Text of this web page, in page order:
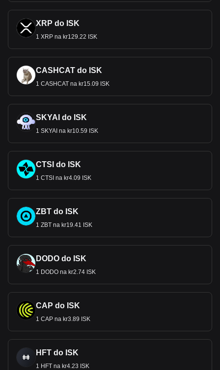
XRP do ISK
1 XRP na kr129.22 ISK
CASHCAT do ISK
1 CASHCAT na kr15.09 ISK
SKYAI do ISK
1 SKYAI na kr10.59 ISK
CTSI do ISK
1 CTSI na kr4.09 ISK
ZBT do ISK
1 ZBT na kr19.41 ISK
DODO do ISK
1 DODO na kr2.74 ISK
CAP do ISK
1 CAP na kr3.89 ISK
HFT do ISK
1 HFT na kr4.23 ISK